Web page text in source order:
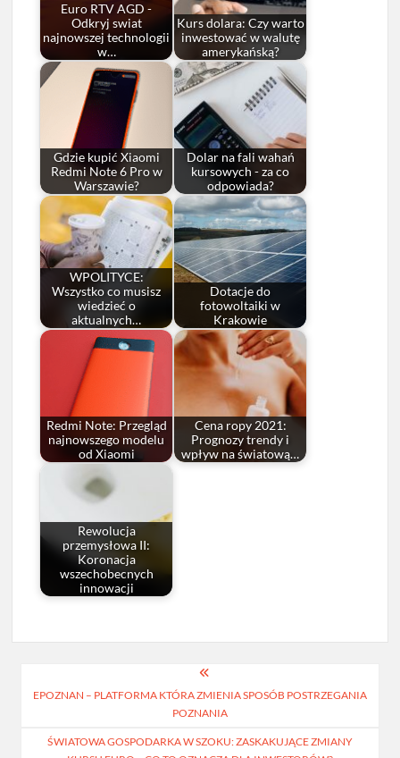
Euro RTV AGD -
Odkryj swiat
najnowszej technologii
w…
Kurs dolara: Czy warto
inwestować w walutę
amerykańską?
Gdzie kupić Xiaomi
Redmi Note 6 Pro w
Warszawie?
Dolar na fali wahań
kursowych - za co
odpowiada?
WPOLITYCE:
Wszystko co musisz
wiedzieć o
aktualnych…
Dotacje do
fotowoltaiki w
Krakowie
Redmi Note: Przegląd
najnowszego modelu
od Xiaomi
Cena ropy 2021:
Prognozy trendy i
wpływ na światową…
Rewolucja
przemysłowa II:
Koronacja
wszechobecnych
innowacji
wpisu
EPOZNAN – PLATFORMA KTÓRA ZMIENIA SPOSÓB POSTRZEGANIA
POZNANIA
ŚWIATOWA GOSPODARKA W SZOKU: ZASKAKUJĄCE ZMIANY